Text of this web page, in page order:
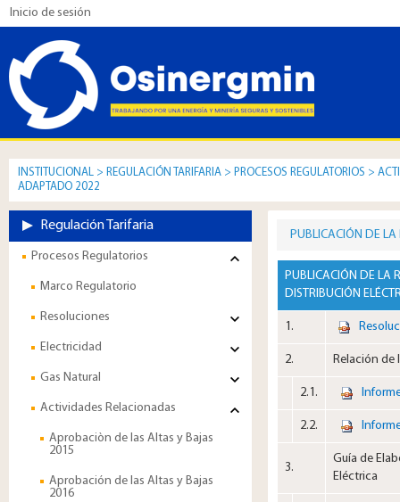
Inicio de sesión
INSTITUCIONAL > REGULACIÓN TARIFARIA > PROCESOS REGULATORIOS >
ADAPTADO 2022
PUBLICACIÓN DE
PUBLICACIÓN DE LA
DISTRIBUCIÓN
1.​
2.​ Relación de
2.1.​
2.2.​
3.​
Guía de
Eléctrica
Regulación Tarifaria
Procesos Regulatorios
Marco Regulatorio
Resoluciones
Electricidad
Gas Natural
Actividades Relacionadas
Aprobaciòn de las Altas y Bajas
2015
Aprobación de las Altas y Bajas
2016